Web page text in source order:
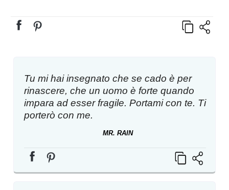
Tu mi hai insegnato che se cado è per
rinascere, che un uomo è forte quando
impara ad esser fragile. Portami con te. Ti
porterò con me.
MR. RAIN